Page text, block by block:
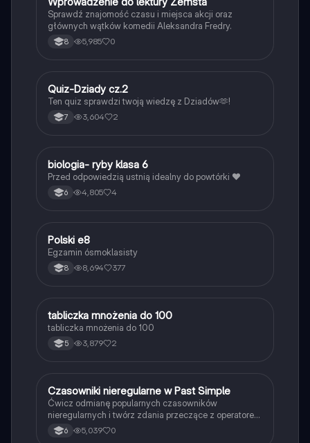
W
Sprawdź znajomość czasu i miejsca akcji oraz
głównych wątków komedii Aleksandra Fredry.
8 5,985 0
QJęzyk polski
Quiz-Dziady cz.2
Ten quiz sprawdzi twoją wiedzę z Dziadów🫶!
7 3,604 2
BBiologia
biologia- ryby klasa 6
Przed odpowiedzią ustnią idealny do powtórki ❤️
6 4,805 4
Język polski
Polski e8
Egzamin ósmoklasisty
8 8,694 377
TMatematyka
tabliczka mnożenia do 100
tabliczka mnożenia do 100
5 3,879 2
CJęzyk angielski
Czasowniki nieregularne w Past Simple
Ćwicz odmianę popularnych czasowników
nieregularnych i twórz zdania przeczące z operatorem
didn't w czasie Past Simple.
6 5,039 0